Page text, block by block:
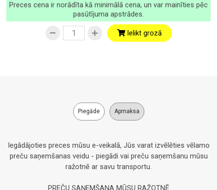
Preces cena ir norādīta kā minimālā cena, un var mainīties pēc
pasūtījuma apstrādes.
Ielikt grozā
Piegāde Apmaksa
Iegādājoties preces mūsu e-veikalā, Jūs varat izvēlēties vēlamo
preču saņemšanas veidu - piegādi vai preču saņemšanu mūsu
ražotnē ar savu transportu.
PREČU SAŅEMŠANA MŪSU RAŽOTNĒ